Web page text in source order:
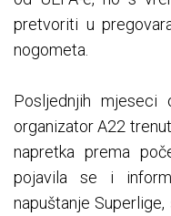
pretvoriti u
nogometa.
Posljednjih mjeseci
organizator A22
napretka prema
pojavila se i
napuštanje